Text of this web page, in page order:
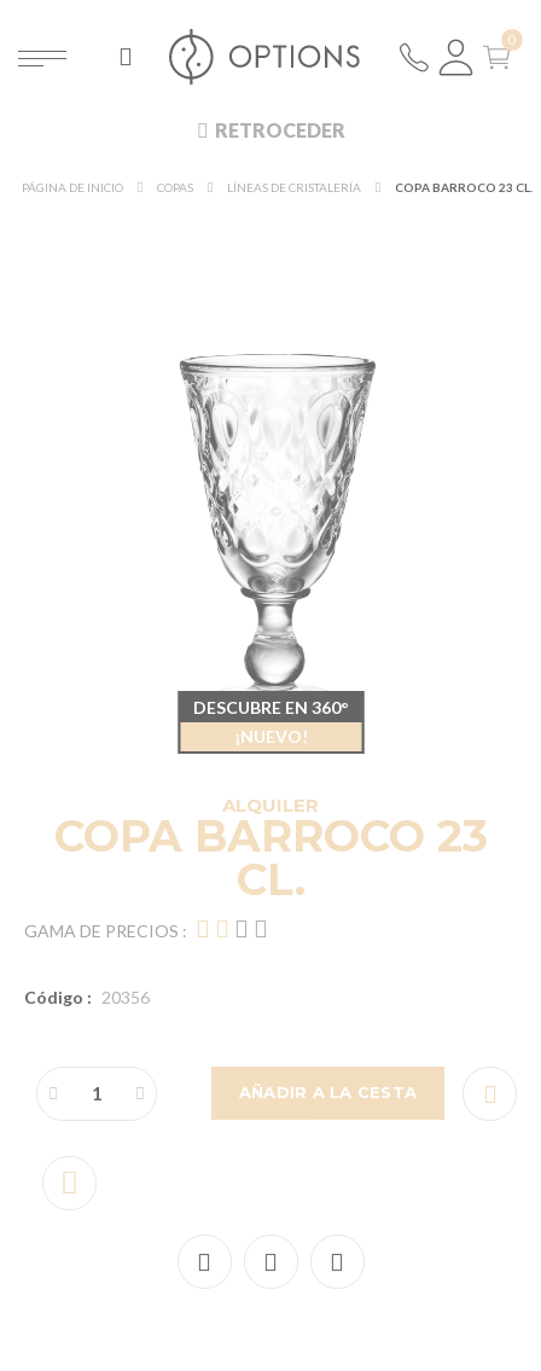
RETROCEDER
PÁGINA DE INICIO COPAS LÍNEAS DE CRISTALERÍA COPA BARROCO 23 CL.
ALQUILER
COPA BARROCO 23
CL.
GAMA DE PRECIOS :
Código : 20356
AÑADIR A LA CESTA
DESCUBRE EN 360°
¡NUEVO!